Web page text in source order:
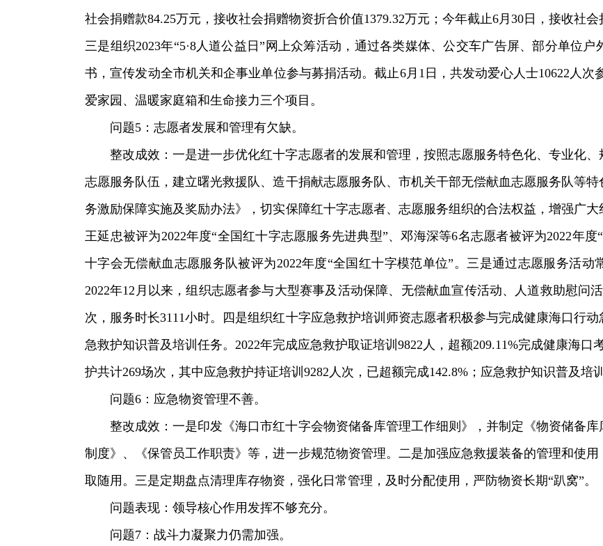
社会捐赠款84.25万元，接收社会捐赠物资折合价值1379.32万元；今年截止6月30日，接收社会
三是组织2023年“5·8人道公益日”网上众筹活动，通过各类媒体、公交车广告屏、部分单位
书，宣传发动全市机关和企事业单位参与募捐活动。截止6月1日，共发动爱心人士10622人次
爱家园、温暖家庭箱和生命接力三个项目。
问题5：志愿者发展和管理有欠缺。
整改成效：一是进一步优化红十字志愿者的发展和管理，按照志愿服务特色化、专业化
志愿服务队伍，建立曙光救援队、造干捐献志愿服务队、市机关干部无偿献血志愿服务队等
务激励保障实施及奖励办法》，切实保障红十字志愿者、志愿服务组织的合法权益，增强广
王延忠被评为2022年度“全国红十字志愿服务先进典型”、邓海深等6名志愿者被评为2022年
十字会无偿献血志愿服务队被评为2022年度“全国红十字模范单位”。三是通过志愿服务活动
2022年12月以来，组织志愿者参与大型赛事及活动保障、无偿献血宣传活动、人道救助慰问
次，服务时长3111小时。四是组织红十字应急救护培训师资志愿者积极参与完成健康海口行
急救护知识普及培训任务。2022年完成应急救护取证培训9822人，超额209.11%完成健康海
护共计269场次，其中应急救护持证培训9282人次，已超额完成142.8%；应急救护知识普及培
问题6：应急物资管理不善。
整改成效：一是印发《海口市红十字会物资储备库管理工作细则》，并制定《物资储备
制度》、《保管员工作职责》等，进一步规范物资管理。二是加强应急救援装备的管理和使
取随用。三是定期盘点清理库存物资，强化日常管理，及时分配使用，严防物资长期“趴窝”。
问题表现：领导核心作用发挥不够充分。
问题7：战斗力凝聚力仍需加强。